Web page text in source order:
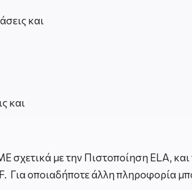
και
και
με την Πιστοποίηση ELA,
οποιαδήποτε άλλη πληροφορία